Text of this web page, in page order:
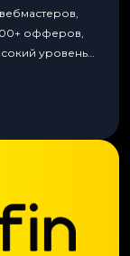
офферов,
уровень